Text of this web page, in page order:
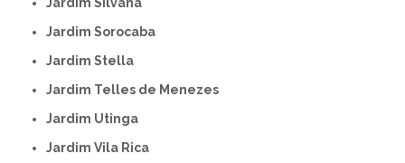
Jardim Silvana
Jardim Sorocaba
Jardim Stella
Jardim Telles de Menezes
Jardim Utinga
Jardim Vila Rica